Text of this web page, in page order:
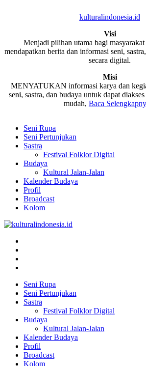
kulturalindonesia.id
Visi
Menjadi pilihan utama bagi
mendapatkan berita dan informasi seni,
secara digital.
Misi
MENYATUKAN informasi karya dan
seni, sastra, dan budaya untuk dapat
mudah, Baca
Seni Rupa
Seni Pertunjukan
Sastra
Festival Folklor Digital
Budaya
Kultural Jalan-Jalan
Kalender Budaya
Profil
Broadcast
Kolom
Seni Rupa
Seni Pertunjukan
Sastra
Festival Folklor Digital
Budaya
Kultural Jalan-Jalan
Kalender Budaya
Profil
Broadcast
Kolom